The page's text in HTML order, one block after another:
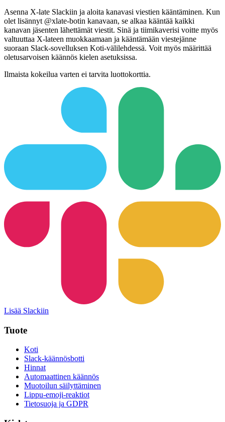
Asenna X-late Slackiin ja aloita kanavasi viestien kääntäminen. Kun
olet lisännyt @xlate-botin kanavaan, se alkaa kääntää kaikki
kanavan jäsenten lähettämät viestit. Sinä ja tiimikaverisi voitte myös
valtuuttaa X-lateen muokkaamaan ja kääntämään viestejänne
suoraan Slack-sovelluksen Koti-välilehdessä. Voit myös määrittää
oletusarvoisen käännös kielen asetuksissa.
Ilmaista kokeilua varten ei tarvita luottokorttia.
Lisää Slackiin
Tuote
Koti
Slack-käännösbotti
Hinnat
Automaattinen käännös
Muotoilun säilyttäminen
Lippu-emoji-reaktiot
Tietosuoja ja GDPR